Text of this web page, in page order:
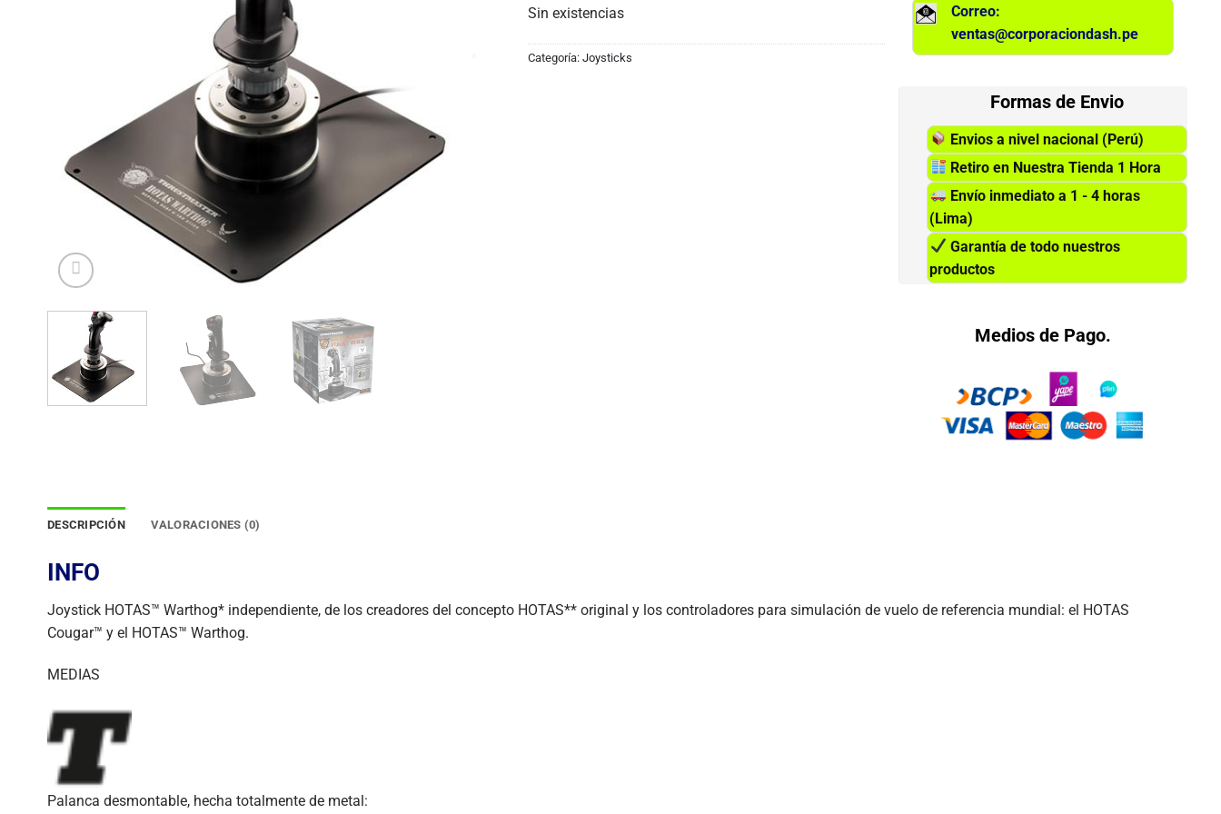
Sin existencias
Categoría:Joysticks
Correo:
ventas@corporaciondash.pe
Formas de Envio
Envios a nivel nacional (Perú)
Retiro en Nuestra Tienda 1 Hora
Envío inmediato a 1 - 4 horas
(Lima)
Garantía de todo nuestros
productos
Medios de Pago.
DESCRIPCIÓN VALORACIONES (0)
INFO
Joystick HOTAS™ Warthog* independiente, de los creadores del concepto HOTAS** original y los controladores para simulación de vuelo de referencia mundial: el HOTAS
Cougar™ y el HOTAS™ Warthog.
MEDIAS
Palanca desmontable, hecha totalmente de metal: